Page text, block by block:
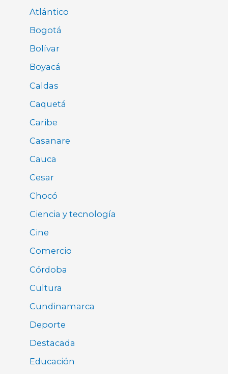
Atlántico
Bogotá
Bolívar
Boyacá
Caldas
Caquetá
Caribe
Casanare
Cauca
Cesar
Chocó
Ciencia y tecnología
Cine
Comercio
Córdoba
Cultura
Cundinamarca
Deporte
Destacada
Educación